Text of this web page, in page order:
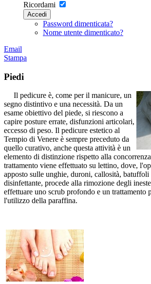
Ricordami
Accedi
Password dimenticata?
Nome utente dimenticato?
Email
Stampa
Piedi
Il pedicure è, come per il manicure, un
segno distintivo e una necessità. Da un
esame obiettivo del piede, si riescono a
capire posture errate, disfunzioni articolari,
eccesso di peso. Il pedicure estetico al
Tempio di Venere è sempre preceduto da
quello curativo, anche questa attività è un
elemento di distinzione rispetto alla
trattamento viene effettuato su lettino, dove,
apposto sulle unghie, duroni, callosità,
disinfettante, procede alla rimozione degli
effettuare uno scrub profondo e un trattamento
l'utilizzo della paraffina.